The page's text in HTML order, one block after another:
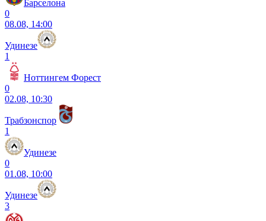
Барселона
0
08.08, 14:00
Удинезе
1
Ноттингем Форест
0
02.08, 10:30
Трабзонспор
1
Удинезе
0
01.08, 10:00
Удинезе
3